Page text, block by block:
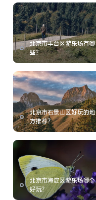
北京市丰台区游乐场有哪
些？
北京市石景山区好玩的地
方推荐？
北京市海淀区游乐场哪个
好玩？